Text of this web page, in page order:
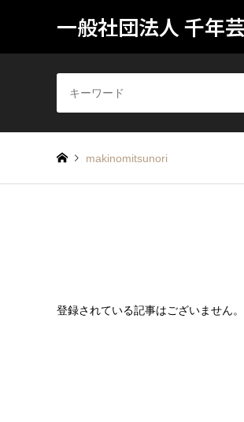
一般社団法人 千年
makinomitsunori
登録されている記事はございません。